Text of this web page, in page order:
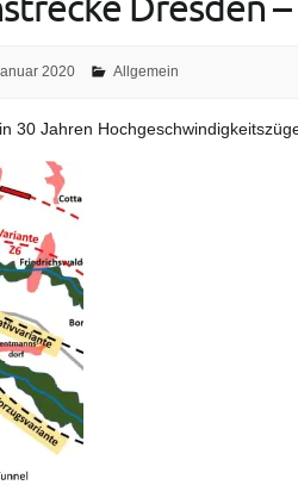
2020 Allgemein
30 Jahren